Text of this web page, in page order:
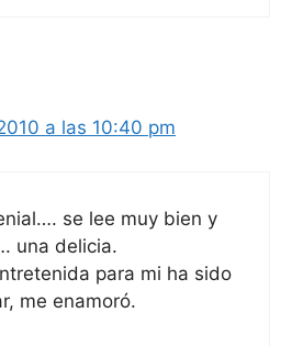
a las 10:40 pm
se lee muy bien y
una delicia.
para mi ha sido
me enamoró.